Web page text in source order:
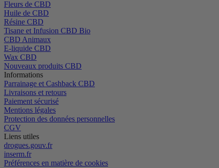
Fleurs de CBD
Huile de CBD
Résine CBD
Tisane et Infusion CBD Bio
CBD Animaux
E-liquide CBD
Wax CBD
Nouveaux produits CBD
Informations
Parrainage et Cashback CBD
Livraisons et retours
Paiement sécurisé
Mentions légales
Protection des données personnelles
CGV
Liens utiles
drogues.gouv.fr
inserm.fr
Préférences en matière de cookies